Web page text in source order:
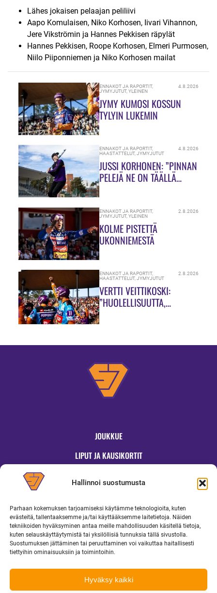
Hallinnoi suostumusta
Parhaan kokemuksen tarjoamiseksi käytämme teknologioita, kuten
evästeitä, tallentaaksemme ja/tai käyttääksemme laitetietoja. Näiden
tekniikoiden hyväksyminen antaa meille mahdollisuuden käsitellä tietoja,
kuten selauskäyttäytymistä tai yksilöllisiä tunnuksia tällä sivustolla.
Suostumuksen jättäminen tai peruuttaminen voi vaikuttaa haitallisesti
tiettyihin ominaisuuksiin ja toimintoihin.
Hyväksy kaikki
Lähes jokaisen pelaajan peliliivi
Aapo Komulaisen, Niko Korhosen, Iivari Vihannon,
Jere Vikströmin ja Hannes Pekkisen räpylät
Hannes Pekkisen, Roope Korhosen, Elmeri Purmosen,
Niilo Piiponniemen ja Niko Korhosen mailat
ENNAKOT JA RAPORTIT,
JYMYJUTUT,YLEINEN
4.8.2026
JYMY KUMOSI KOSSUN
TYLYIN LUKEMIN
ENNAKOT JA RAPORTIT,
HAASTATTELUT,JYMYJUTUT
4.8.2026
JUSSI KORHONEN: ”PINNAN
PELEJÄ NE ON TÄÄLLÄ
ENNAKOT JA RAPORTIT,
JYMYJUTUT,YLEINEN
2.8.2026
KOLME PISTETTÄ
UKONNIEMESTÄ
ENNAKOT JA RAPORTIT,
HAASTATTELUT,JYMYJUTUT
2.8.2026
VERTTI VEITTIKOSKI:
”HUOLELLISUUTTA,
JOUKKUE
LIPUT JA KAUSIKORTIT
OTTELUINFO
UUTISET
YRITYKSILLE
MEDIALLE